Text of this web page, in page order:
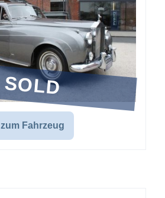
SOLD
zum Fahrzeug